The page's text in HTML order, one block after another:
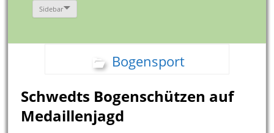
Sidebar
Bogensport
Schwedts Bogenschützen auf
Medaillenjagd